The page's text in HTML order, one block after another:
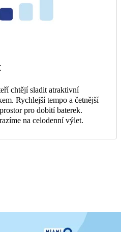
chtějí sladit atraktivní
Rychlejší tempo a četnější
pro dobití baterek.
na celodenní výlet.